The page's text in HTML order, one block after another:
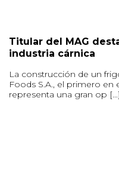
Titular del MAG
industria cárnica
La construcción de un
Foods S.A., el primero
representa una gran op [...]